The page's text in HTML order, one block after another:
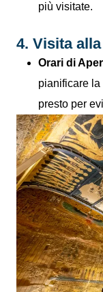
più visitate.
4. Visita
Orari di
pianificare
presto per